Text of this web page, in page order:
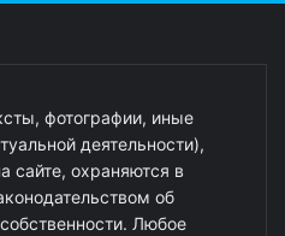
фотографии, иные
деятельности),
сайте, охраняются в
об
Любое